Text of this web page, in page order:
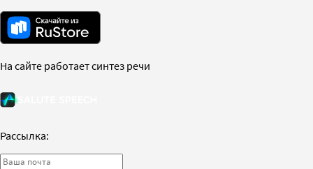
На сайте работает синтез речи
Рассылка: